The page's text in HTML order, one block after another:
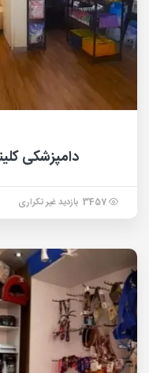
دامپزشکی
3457 بازدید غیر تکراری